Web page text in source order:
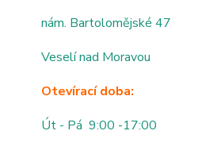
nám. Bartolomějské 47
Veselí nad Moravou
Otevírací doba:
Út - Pá 9:00 -17:00